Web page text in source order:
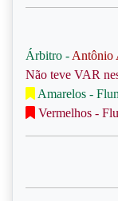
Árbitro - Antônio
Não teve VAR
Amarelos -
Vermelhos -